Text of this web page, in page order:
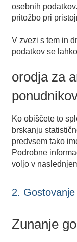
osebnih
pritožbo pri
V zvezi s tem in
podatkov se
orodja za
Ko obiščete to
brskanju
predvsem tako
Podrobne
voljo v
2. Gostovanje
Zunanje